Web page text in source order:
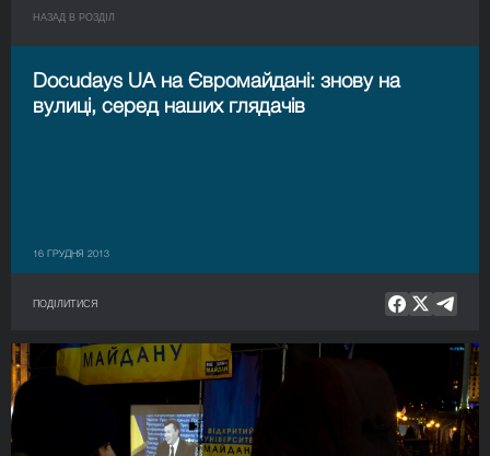
НАЗАД В РОЗДIЛ
Docudays UA на Євромайдані: знову на
вулиці, серед наших глядачів
16 ГРУДНЯ 2013
ПОДІЛИТИСЯ